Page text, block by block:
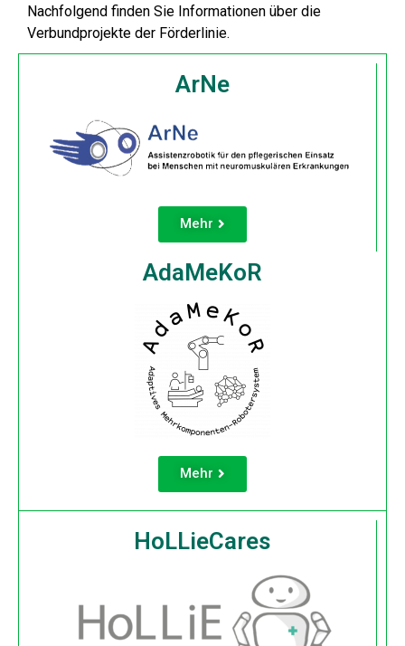
Nachfolgend finden Sie Informationen über die
Verbundprojekte der Förderlinie.
ArNe
Mehr
AdaMeKoR
Mehr
HoLLieCares